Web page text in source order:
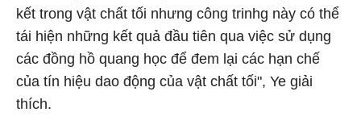
kết trong vật chất tối nhưng công trinhg này có thể
tái hiện những kết quả đầu tiên qua việc sử dụng
các đồng hồ quang học để đem lại các hạn chế
của tín hiệu dao động của vật chất tối", Ye giải
thích.